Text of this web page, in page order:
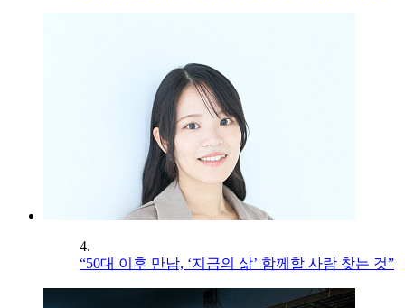
4.
“50대 이후 만남, ‘지금의 삶’ 함께할 사람 찾는 것”